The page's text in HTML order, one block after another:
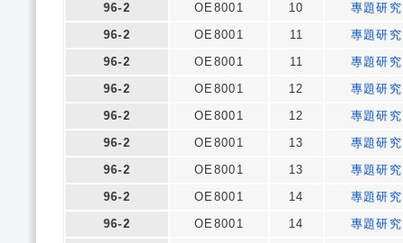
96-2
OE8001 10
專題研究
96-2
OE8001 11
專題研究
96-2
OE8001 11
專題研究
96-2
OE8001 12
專題研究
96-2
OE8001 12
專題研究
96-2
OE8001 13
專題研究
96-2
OE8001 13
專題研究
96-2
OE8001 14
專題研究
96-2
OE8001 14
專題研究